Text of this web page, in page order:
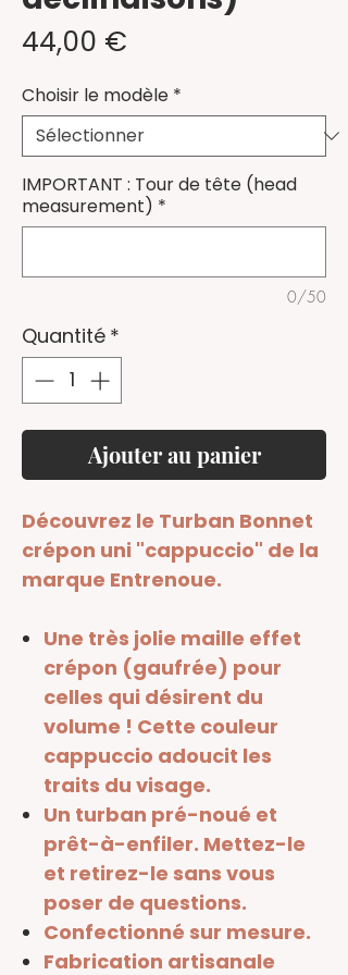
44,00 €
Choisir le modèle *
IMPORTANT : Tour de tête (head
measurement) *
0/50
Quantité *
Ajouter au panier
Découvrez le Turban Bonnet
crépon uni "cappuccio" de la
marque Entrenoue.
Une très jolie maille effet
crépon (gaufrée) pour
celles qui désirent du
volume ! Cette couleur
cappuccio adoucit les
traits du visage.
Un turban pré-noué et
prêt-à-enfiler. Mettez-le
et retirez-le sans vous
poser de questions.
Confectionné sur mesure.
Fabrication artisanale